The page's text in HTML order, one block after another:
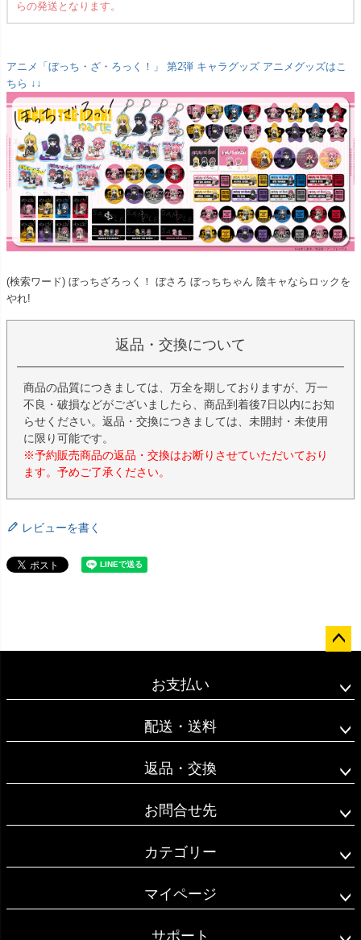
らの発送となります。
アニメ「ぼっち・ざ・ろっく！」 第2弾 キャラグッズ アニメグッズはこ
ちら ↓↓
(検索ワード) ぼっちざろっく！ ぼさろ ぼっちちゃん 陰キャならロックを
やれ!
返品・交換について
商品の品質につきましては、万全を期しておりますが、万一
不良・破損などがございましたら、商品到着後7日以内にお知
らせください。返品・交換につきましては、未開封・未使用
に限り可能です。
※予約販売商品の返品・交換はお断りさせていただいており
ます。予めご了承ください。
レビューを書く
ップ
お支払い
配送・送料
返品・交換
お問合せ先
カテゴリー
マイページ
サポート